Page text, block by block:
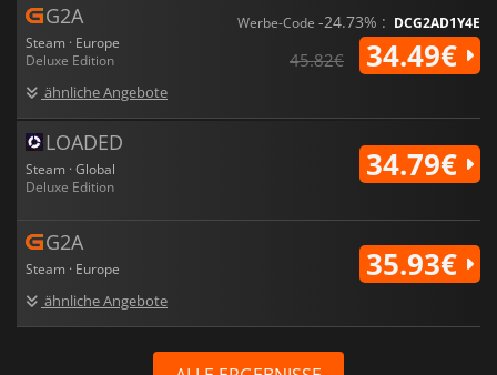
G2A
Steam · Europe
Deluxe Edition
ähnliche Angebote
Werbe-Code -24.73% : DCG2AD1Y4E
45.82€ 34.49€
LOADED
Steam · Global
Deluxe Edition
34.79€
G2A
Steam · Europe
ähnliche Angebote
35.93€